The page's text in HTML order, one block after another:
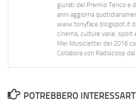
giurati del Premio Tenco e
anni aggiorna
www.tonyface.blogspot.it
cinema, culture varie, sport
Mei Musicletter del 2016
Collabora con Radiocoop dal
POTREBBERO